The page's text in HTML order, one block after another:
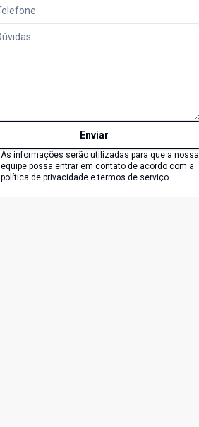
Enviar
As informações serão utilizadas para que a nossa
equipe possa entrar em contato de acordo com a
política de privacidade e termos de serviço